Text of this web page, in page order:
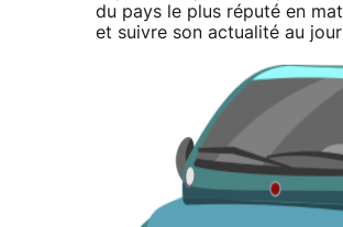
du pays le plus réputé en
et suivre son actualité au